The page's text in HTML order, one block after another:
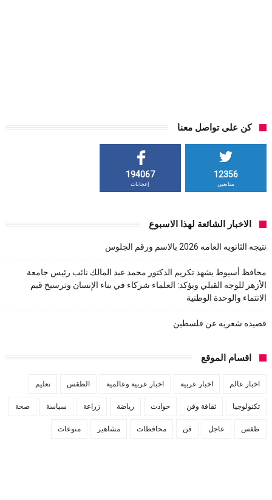
كن على تواصل معنا
12356
متابعين
194067
إعجابات
الاخبار الشائعة لهذا الاسبوع
نتيجه الثانويه العامه 2026 بالاسم ورقم الجلوس
محافظ أسيوط يشهد تكريم الدكتور محمد عبد المالك نائب رئيس جامعة
الأزهر للوجه القبلي ويؤكد: العلماء شركاء في بناء الإنسان وترسيخ قيم
الانتماء والوحدة الوطنية
قصيده شعريه عن فلسطين
اقسام الموقع
اخبار عالم اخبار عربية اخبار عربية وعالمية الطقس تعليم
تكنولوجيا ثقافة وفن حوادث رياضة زراعة سياسة صحة
طقس عاجل فن محافظات مشاهير منوعات